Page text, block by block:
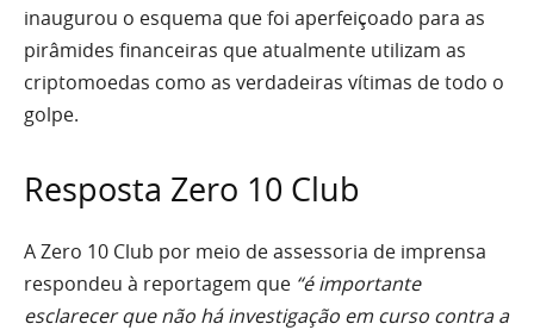
inaugurou o esquema que foi aperfeiçoado para as
pirâmides financeiras que atualmente utilizam as
criptomoedas como as verdadeiras vítimas de todo o
golpe.
Resposta Zero 10 Club
A Zero 10 Club por meio de assessoria de imprensa
respondeu à reportagem que “é importante
esclarecer que não há investigação em curso contra a